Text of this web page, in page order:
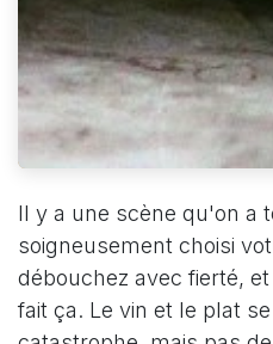
Il y a une scène qu'on a
soigneusement choisi
débouchez avec fierté,
fait ça. Le vin et le plat